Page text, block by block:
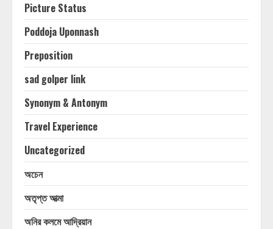
Picture Status
Poddoja Uponnash
Preposition
sad golper link
Synonym & Antonym
Travel Experience
Uncategorized
অচেন
অতৃপ্ত আত্মা
অনির কলমে আদ্রিয়ান